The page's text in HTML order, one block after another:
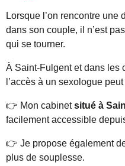
Lorsque l’on rencontre
dans son couple, il n’est
qui se tourner.
À Saint-Fulgent et dans les
l’accès à un sexologue
👉 Mon cabinetsitué à
facilement accessible
👉 Je propose également
plus de souplesse.